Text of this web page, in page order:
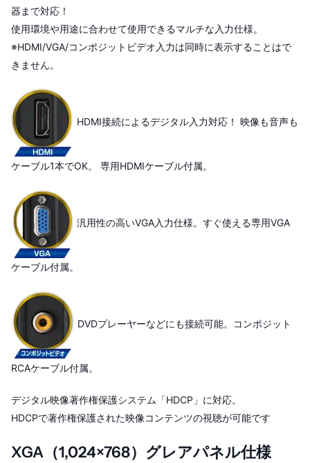
器まで対応！
使用環境や用途に合わせて使用できるマルチな入力仕様。
※HDMI/VGA/コンポジットビデオ入力は同時に表示することはで
きません。
HDMI接続によるデジタル入力対応！ 映像も音声も
ケーブル1本でOK。 専用HDMIケーブル付属。
汎用性の高いVGA入力仕様。すぐ使える専用VGA
ケーブル付属。
DVDプレーヤーなどにも接続可能。コンポジット
RCAケーブル付属。
デジタル映像著作権保護システム「HDCP」に対応。
HDCPで著作権保護された映像コンテンツの視聴が可能です
XGA（1,024×768）グレアパネル仕様